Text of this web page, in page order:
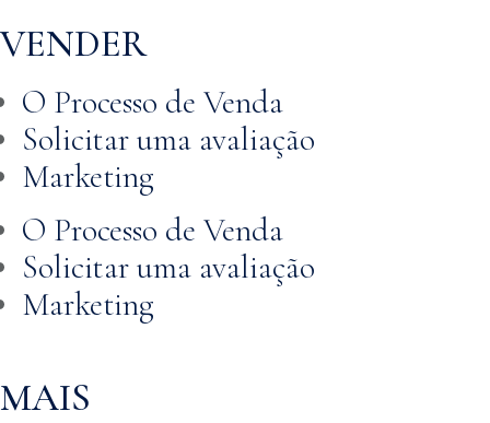
VENDER
O Processo de Venda
Solicitar uma avaliação
Marketing
O Processo de Venda
Solicitar uma avaliação
Marketing
MAIS